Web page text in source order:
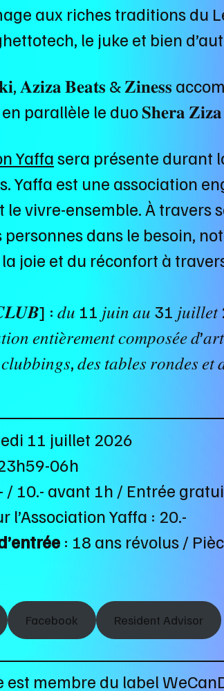
aux riches traditions du
le juke et bien
𝐀𝐳𝐢𝐳𝐚 𝐁𝐞𝐚𝐭𝐬 & 𝐙𝐢𝐧𝐞𝐬𝐬
parallèle le duo 𝐒𝐡𝐞𝐫𝐚
Yaffasera présente durant
Yaffa est une association
vivre-ensemble. À travers
dans le besoin,
joie et du réconfort à
: 𝑑𝑢 11 𝑗𝑢𝑖𝑛 𝑎𝑢 31 𝑗𝑢𝑖𝑙𝑙𝑒𝑡
𝑒𝑛𝑡𝑖𝑒̀𝑟𝑒𝑚𝑒𝑛𝑡 𝑐𝑜𝑚𝑝𝑜𝑠𝑒́𝑒
𝑑𝑒𝑠 𝑡𝑎𝑏𝑙𝑒𝑠 𝑟𝑜𝑛𝑑𝑒𝑠 𝑒𝑡
11 juillet 2026
06h
/ 10.- avant 1h / Entrée
l’Association Yaffa : 20.-
: 18 ans révolus /
Facebook Resident Advisor
est membre du label